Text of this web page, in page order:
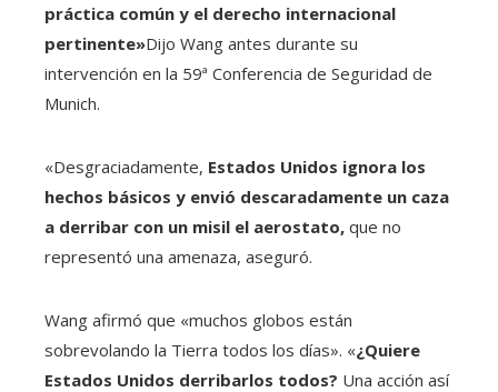
práctica común y el derecho internacional
pertinente»Dijo Wang antes durante su
intervención en la 59ª Conferencia de Seguridad de
Munich.
«Desgraciadamente, Estados Unidos ignora los
hechos básicos y envió descaradamente un caza
a derribar con un misil el aerostato, que no
representó una amenaza, aseguró.
Wang afirmó que «muchos globos están
sobrevolando la Tierra todos los días». «¿Quiere
Estados Unidos derribarlos todos? Una acción así